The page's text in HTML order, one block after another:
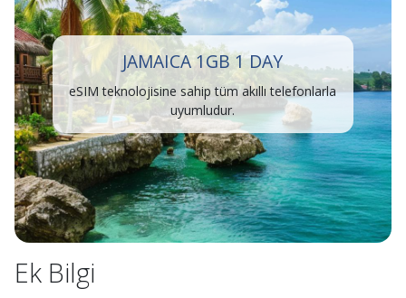
JAMAICA 1GB 1 DAY
eSIM teknolojisine sahip tüm akıllı telefonlarla
uyumludur.
Ek Bilgi